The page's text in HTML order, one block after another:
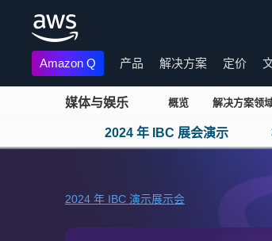
Amazon Q 产品 解决方案 定价
媒体与娱乐 概览 解决方案领
2024 年 IBC 展会演示
2024 年 IBC 演示展示会